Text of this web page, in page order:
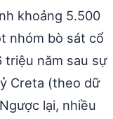
khoảng 5.500
nhóm bò sát cổ
triệu năm sau sự
Creta (theo dữ
lại, nhiều